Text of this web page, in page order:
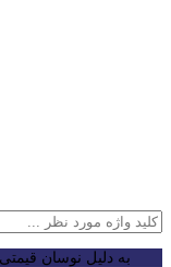
به دلیل نوسان